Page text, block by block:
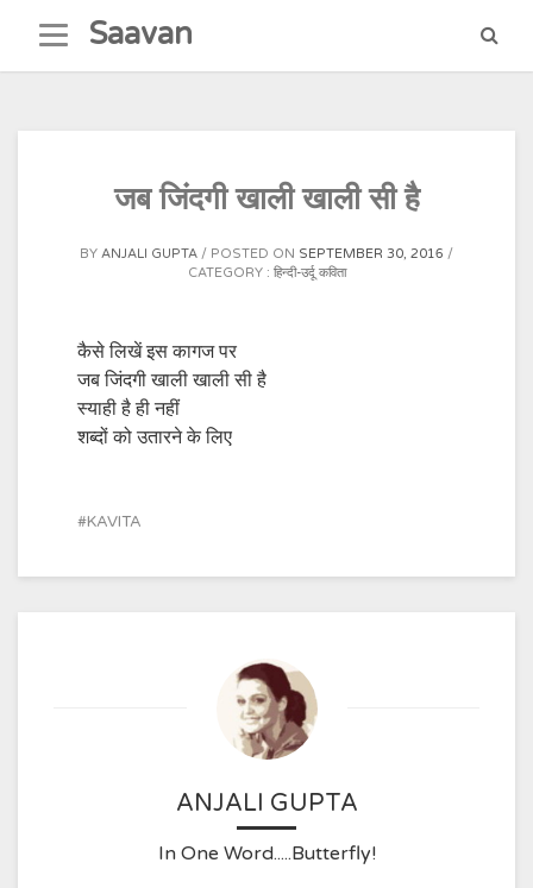
content
Saavan
जब जिंदगी खाली खाली सी है
BY ANJALI GUPTA POSTED ON SEPTEMBER 30, 2016
CATEGORY : हिन्दी-उर्दू कविता
कैसे लिखें इस कागज पर
जब जिंदगी खाली खाली सी है
स्याही है ही नहीं
शब्दों को उतारने के लिए
KAVITA
ANJALI GUPTA
In One Word.....Butterfly!